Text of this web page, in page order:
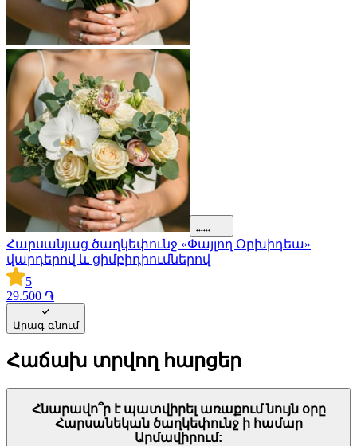
Հարսանյաց ծաղկեփունջ «Փայլող Օրխիդեա»
վարդերով և ցիմբիդիումներով
5
29.500 ֏
Արագ գնում
Հաճախ տրվող հարցեր
Հնարավո՞ր է պատվիրել առաքում նույն օրը
Հարսանեկան ծաղկեփունջ ի համար
Արմավիրում: